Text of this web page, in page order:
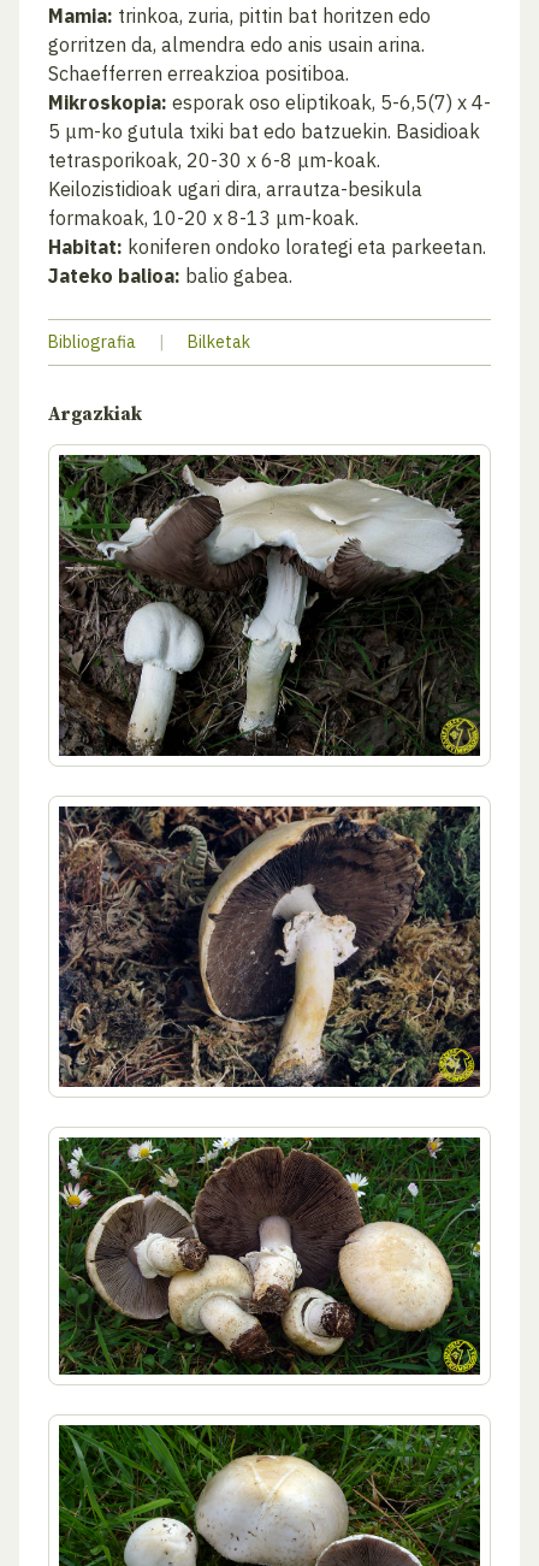
Mamia: trinkoa, zuria, pittin bat horitzen edo
gorritzen da, almendra edo anis usain arina.
Schaefferren erreakzioa positiboa.
Mikroskopia: esporak oso eliptikoak, 5-6,5(7) x 4-
5 μm-ko gutula txiki bat edo batzuekin. Basidioak
tetrasporikoak, 20-30 x 6-8 μm-koak.
Keilozistidioak ugari dira, arrautza-besikula
formakoak, 10-20 x 8-13 μm-koak.
Habitat: koniferen ondoko lorategi eta parkeetan.
Jateko balioa: balio gabea.
Bibliografia | Bilketak
Argazkiak